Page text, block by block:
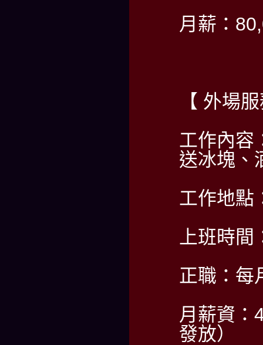
月薪：
【 外場
工作內容
送冰塊、
工作地點
上班時
正職：每
月薪資：
發放）